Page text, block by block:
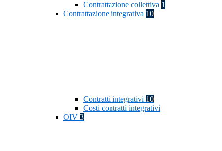
Contrattazione collettiva 1
Contrattazione integrativa 10
Contratti integrativi 10
Costi contratti integrativi
OIV 3